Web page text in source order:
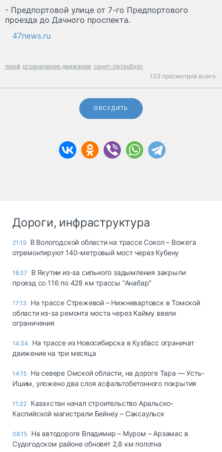
- Предпортовой улице от 7-го Предпортового
проезда до Дачного проспекта.
47news.ru
пмэф ограничение движения санкт-петербург
133 просмотров всего.
ОБСУДИТЬ
Дороги, инфраструктура
21:19 В Вологодской области на трассе Сокол – Вожега
отремонтируют 140-метровый мост через Кубену
18:37
В Якутии из-за сильного задымления закрыли
проезд со 116 по 428 км трассы "Анабар"
17:13
На трассе Стрежевой – Нижневартовск в Томской
области из-за ремонта моста через Кайму ввели
ограничения
14:34
На трассе из Новосибирска в Кузбасс ограничат
движение на три месяца
14:15 На севере Омской области, на дороге Тара — Усть-
Ишим, уложено два слоя асфальтобетонного покрытия
11:32 Казахстан начал строительство Аральско-
Каспийской магистрали Бейнеу – Саксаульск
08:15 На автодороге Владимир – Муром – Арзамас в
Судогодском районе обновят 2,8 км полотна